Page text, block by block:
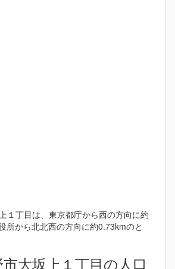
１丁目は、東京都庁から西の方向に約
所から北北西の方向に約0.73kmのと
大坂上１丁目の人口